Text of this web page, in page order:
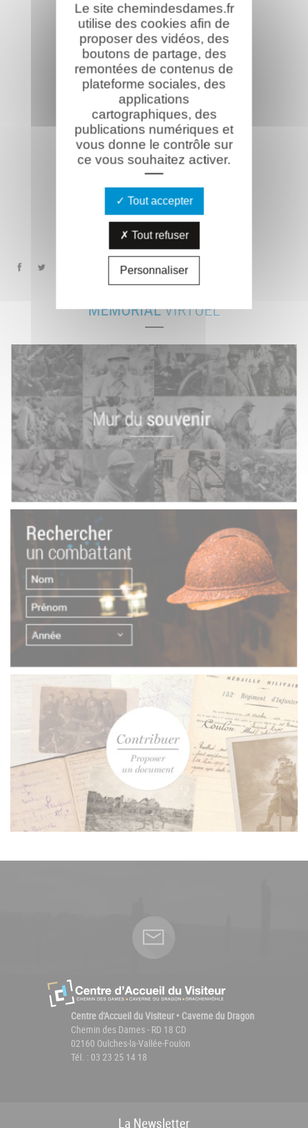
MÉMORIALVIRTUEL
Centre d'Accueil du Visiteur • Caverne du Dragon
Chemin des Dames - RD 18 CD
02160 Oulches-la-Vallée-Foulon
Tél. : 03 23 25 14 18
La Newsletter
Le site chemindesdames.fr
utilise des cookies afin de
proposer des vidéos, des
boutons de partage, des
remontées de contenus de
plateforme sociales, des
applications
cartographiques, des
publications numériques et
vous donne le contrôle sur
ce vous souhaitez activer.
Tout accepter
Tout refuser
Personnaliser